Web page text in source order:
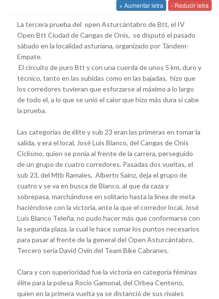
+ Aumentar letra - Reducir letra
La tercera prueba del open Asturcántabro de Btt, el IV
Open Btt Ciudad de Cangas de Onís, se disputó el pasado
sábado en la localidad asturiana, organizado por Tándem-
Empate.
El circuito de puro Btt y con una cuerda de unos 5 km, duro y
técnico, tanto en las subidas como en las bajadas, hizo que
los corredores tuvieran que esforzarse al máximo a lo largo
de todo el, a lo que se unió el calor que hizo más dura si cabe
la prueba.
Las categorías de élite y sub 23 eran las primeras en tomar la
salida, y era el local, José Luis Blanco, del Cangas de Onís
Ciclismo, quien se ponía al frente de la carrera, perseguido
de un grupo de cuatro corredores. Pasadas dos vueltas, el
sub 23, del Mtb Ramales, Alberto Sainz, deja el grupo de
cuatro y se va en busca de Blanco, al que da caza y
sobrepasa, marchándose en solitario hasta la línea de meta
haciéndose con la victoria, ante la que el corredor local, José
Luis Blanco Teleña, no pudo hacer más que conformarse con
la segunda plaza, la cual le hace sumar los puntos necesarios
para pasar al frente de la general del Open Asturcántabro.
Tercero sería David Ovín del Team Bike Cabranes.
Clara y con superioridad fue la victoria en categoría féminas
élite para la polesa Rocío Gamonal, del Orbea Centeno,
quien en la primera vuelta ya se distanció de sus rivales